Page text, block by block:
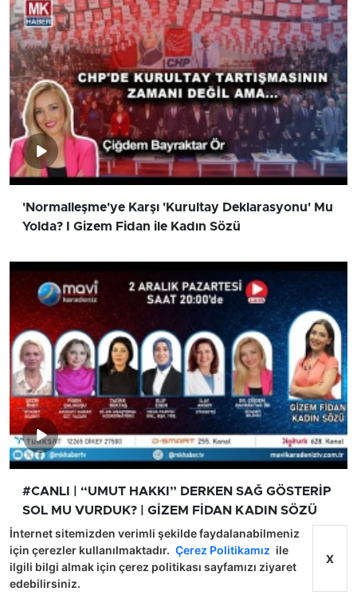
'Normalleşme'ye Karşı 'Kurultay Deklarasyonu' Mu
Yolda? I Gizem Fidan ile Kadın Sözü
#CANLI | “UMUT HAKKI” DERKEN SAĞ GÖSTERİP
SOL MU VURDUK? | GİZEM FİDAN KADIN SÖZÜ
02.12.24 PART 2
İnternet sitemizden verimli şekilde faydalanabilmeniz
için çerezler kullanılmaktadır. Çerez Politikamız ile
ilgili bilgi almak için çerez politikası sayfamızı ziyaret
edebilirsiniz.
X